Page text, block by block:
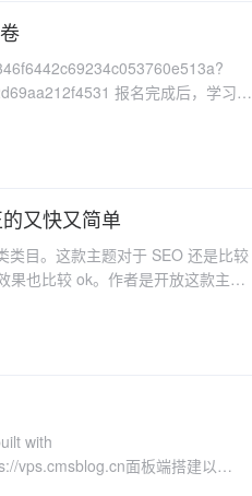
=
链接
'</div>'; }
报名完成后，学习视
易过
验题里有操作原型，稍微注意下就
为公共读写
又快又简单
目。这款主题对于 SEO 还是比较
果也比较 ok。作者是开放这款主题
秒。全主题除了使用代码高亮的 js
with
vps.cmsblog.cn面板端搭建以